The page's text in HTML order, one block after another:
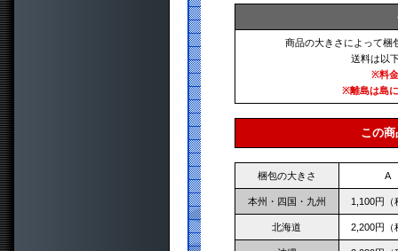
商品の大きさによって梱
送料は以
※料
※離島は島
この
梱包の大きさ A
本州・四国・九州 1,100円（
北海道 2,200円（